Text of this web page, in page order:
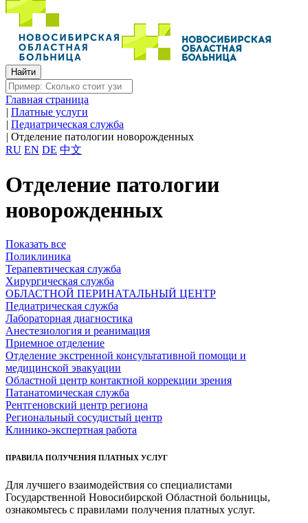
Главная страница
| Платные услуги
| Педиатрическая служба
| Отделение патологии новорожденных
RU EN DE 中文
Отделение патологии
новорожденных
Показать все
Поликлиника
Терапевтическая служба
Хирургическая служба
ОБЛАСТНОЙ ПЕРИНАТАЛЬНЫЙ ЦЕНТР
Педиатрическая служба
Лабораторная диагностика
Анестезиология и реанимация
Приемное отделение
Отделение экстренной консультативной помощи и
медицинской эвакуации
Областной центр контактной коррекции зрения
Патанатомическая служба
Рентгеновский центр региона
Региональный сосудистый центр
Клинико-экспертная работа
ПРАВИЛА ПОЛУЧЕНИЯ ПЛАТНЫХ УСЛУГ
Для лучшего взаимодействия со специалистами
Государственной Новосибирской Областной больницы,
ознакомьтесь с правилами получения платных услуг.